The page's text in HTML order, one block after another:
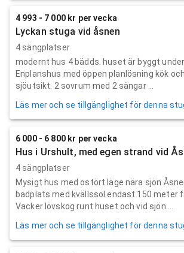
4 993 - 7 000 kr per vecka
Lyckan stuga vid åsnen
4 sängplatser
modernt hus 4 bädds. huset är byggt under
Enplanshus med öppen planlösning kök
sjöutsikt. 2 sovrum med 2 sängar ...
Läs mer och se tillgänglighet för denna
6 000 - 6 800 kr per vecka
Hus i Urshult, med egen strand vid
4 sängplatser
Mysigt hus med ostört läge nära sjön
badplats med kvällssol endast 150 meter
Vacker lövskog runt huset och vid sjön....
Läs mer och se tillgänglighet för denna